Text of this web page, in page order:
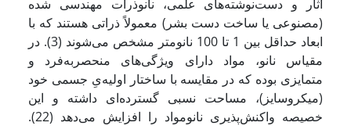
آثار و دست‌نوشته‌های علمی، نانوذرات مهندسی شده
(مصنوعی یا ساخت دست بشر) معمولاً ذراتی هستند که با
ابعاد حداقل بین 1 تا 100 نانومتر مشخص می‌شوند (3). در
مقیاس نانو، مواد دارای ویژگی‌های منحصربه‌فرد و
متمایزی بوده که در مقایسه با ساختار اولیه‌یِ جسمی خود
(میکروسایز)، مساحت نسبی گسترده‌ای داشته و این
خصیصه واکنش‌پذیری نانومواد را افزایش می‌دهد (22).